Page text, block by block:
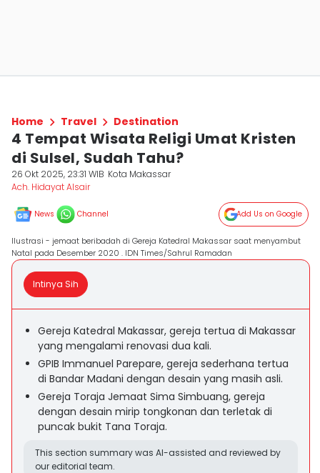
Home Travel Destination
4 Tempat Wisata Religi Umat Kristen
di Sulsel, Sudah Tahu?
26 Okt 2025, 23:31 WIB Kota Makassar
Ach. Hidayat Alsair
News Channel Add Us on Google
Ilustrasi - jemaat beribadah di Gereja Katedral Makassar saat menyambut
Natal pada Desember 2020 . IDN Times/Sahrul Ramadan
Intinya Sih
Gereja Katedral Makassar, gereja tertua di Makassar
yang mengalami renovasi dua kali.
GPIB Immanuel Parepare, gereja sederhana tertua
di Bandar Madani dengan desain yang masih asli.
Gereja Toraja Jemaat Sima Simbuang, gereja
dengan desain mirip tongkonan dan terletak di
puncak bukit Tana Toraja.
This section summary was AI-assisted and reviewed by
our editorial team.